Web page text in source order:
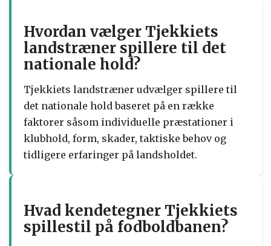
Hvordan vælger Tjekkiets
landstræner spillere til det
nationale hold?
Tjekkiets landstræner udvælger spillere til
det nationale hold baseret på en række
faktorer såsom individuelle præstationer i
klubhold, form, skader, taktiske behov og
tidligere erfaringer på landsholdet.
Hvad kendetegner Tjekkiets
spillestil på fodboldbanen?